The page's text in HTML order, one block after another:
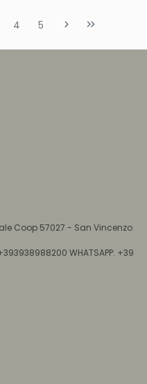
4 5
Coop 57027 - San Vincenzo
WHATSAPP: +39